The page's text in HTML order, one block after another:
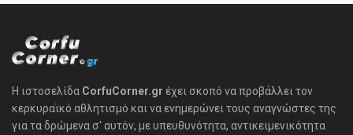
Η ιστοσελίδα CorfuCorner.gr έχει σκοπό να προβάλλει τον
κερκυραϊκό αθλητισμό και να ενημερώνει τους αναγνώστες της
για τα δρώμενα σ' αυτόν, με υπευθυνότητα, αντικειμενικότητα